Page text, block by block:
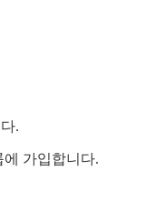
.
에 가입합니다.